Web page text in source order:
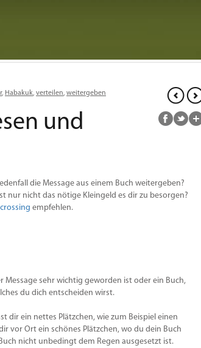
, Habakuk, verteilen, weitergeben
und
die Message aus einem Buch weitergeben?
nur nicht das nötige Kleingeld es dir zu besorgen?
empfehlen.
Message sehr wichtig geworden ist oder ein Buch,
du dich entscheiden wirst.
dir ein nettes Plätzchen, wie zum Beispiel einen
vor Ort ein schönes Plätzchen, wo du dein Buch
nicht unbedingt dem Regen ausgesetzt ist.